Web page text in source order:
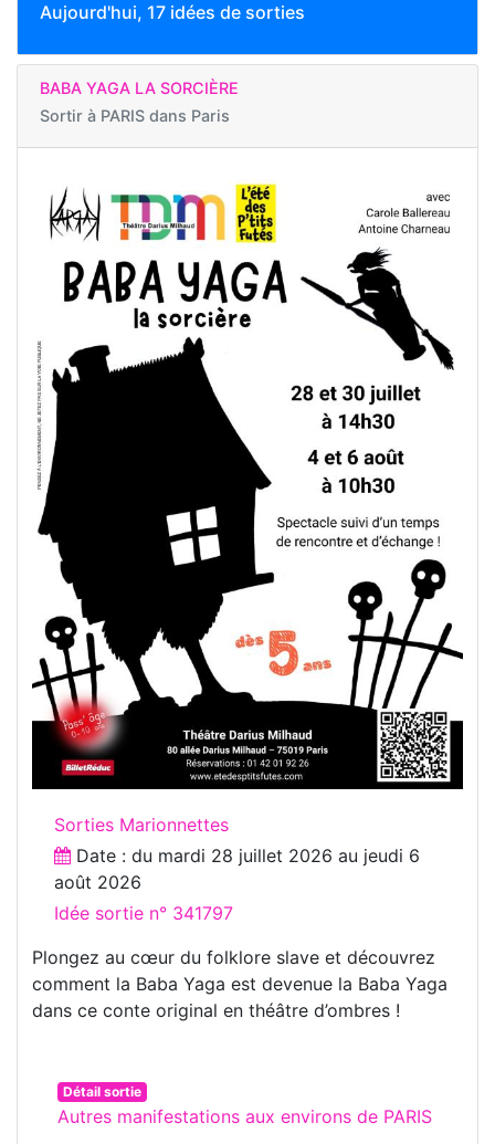
Aujourd'hui, 17 idées de sorties
BABA YAGA LA SORCIÈRE
Sortir à PARIS dans Paris
Sorties Marionnettes
Date : du mardi 28 juillet 2026 au jeudi 6
août 2026
Idée sortie n° 341797
Plongez au cœur du folklore slave et découvrez
comment la Baba Yaga est devenue la Baba Yaga
dans ce conte original en théâtre d’ombres !
Détail sortie
Autres manifestations aux environs de PARIS